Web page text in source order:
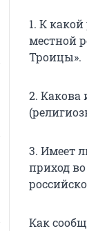
1. К
местной
Троицы».
2. Какова
3. Имеет
приход
Как